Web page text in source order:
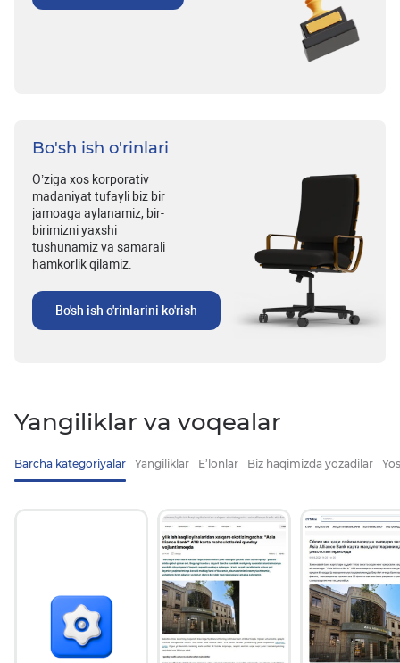
Bo'sh ish o'rinlari
O’ziga xos korporativ
madaniyat tufayli biz bir
jamoaga aylanamiz, bir-
birimizni yaxshi
tushunamiz va samarali
hamkorlik qilamiz.
Bo'sh ish o'rinlarini ko'rish
Yangiliklar va voqealar
Barcha kategoriyalar Yangiliklar E’lonlar Biz haqimizda yozadilar